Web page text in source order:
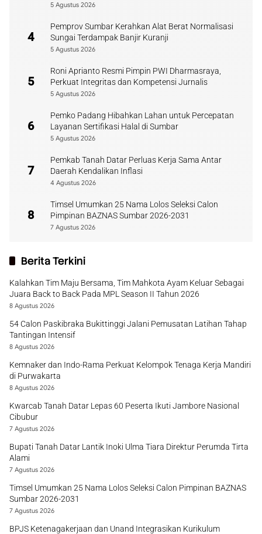
5 Agustus 2026
4
Pemprov Sumbar Kerahkan Alat Berat Normalisasi
Sungai Terdampak Banjir Kuranji
5 Agustus 2026
5
Roni Aprianto Resmi Pimpin PWI Dharmasraya,
Perkuat Integritas dan Kompetensi Jurnalis
5 Agustus 2026
6
Pemko Padang Hibahkan Lahan untuk Percepatan
Layanan Sertifikasi Halal di Sumbar
5 Agustus 2026
7
Pemkab Tanah Datar Perluas Kerja Sama Antar
Daerah Kendalikan Inflasi
4 Agustus 2026
8
Timsel Umumkan 25 Nama Lolos Seleksi Calon
Pimpinan BAZNAS Sumbar 2026-2031
7 Agustus 2026
Berita Terkini
Kalahkan Tim Maju Bersama, Tim Mahkota Ayam Keluar Sebagai
Juara Back to Back Pada MPL Season II Tahun 2026
8 Agustus 2026
54 Calon Paskibraka Bukittinggi Jalani Pemusatan Latihan Tahap
Tantingan Intensif
8 Agustus 2026
Kemnaker dan Indo-Rama Perkuat Kelompok Tenaga Kerja Mandiri
di Purwakarta
8 Agustus 2026
Kwarcab Tanah Datar Lepas 60 Peserta Ikuti Jambore Nasional
Cibubur
7 Agustus 2026
Bupati Tanah Datar Lantik Inoki Ulma Tiara Direktur Perumda Tirta
Alami
7 Agustus 2026
Timsel Umumkan 25 Nama Lolos Seleksi Calon Pimpinan BAZNAS
Sumbar 2026-2031
7 Agustus 2026
BPJS Ketenagakerjaan dan Unand Integrasikan Kurikulum